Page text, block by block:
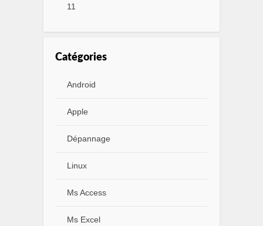
11
Catégories
Android
Apple
Dépannage
Linux
Ms Access
Ms Excel